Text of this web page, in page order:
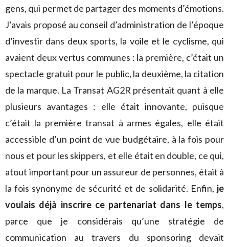
gens, qui permet de partager des moments d’émotions.
J’avais proposé au conseil d’administration de l’époque
d’investir dans deux sports, la voile et le cyclisme, qui
avaient deux vertus communes : la première, c’était un
spectacle gratuit pour le public, la deuxième, la citation
de la marque. La Transat AG2R présentait quant à elle
plusieurs avantages : elle était innovante, puisque
c’était la première transat à armes égales, elle était
accessible d’un point de vue budgétaire, à la fois pour
nous et pour les skippers, et elle était en double, ce qui,
atout important pour un assureur de personnes, était à
la fois synonyme de sécurité et de solidarité. Enfin, je
voulais déjà inscrire ce partenariat dans le temps,
parce que je considérais qu’une stratégie de
communication au travers du sponsoring devait